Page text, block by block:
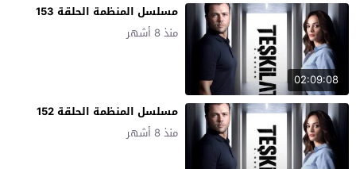
02:09:08
مسلسل المنظمة الحلقة 153
منذ 8 أشهر
مسلسل المنظمة الحلقة 152
منذ 8 أشهر